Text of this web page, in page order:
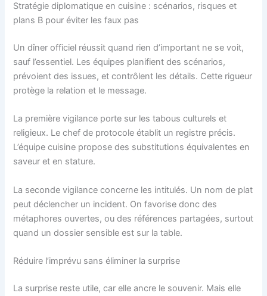
Stratégie diplomatique en cuisine : scénarios, risques et
plans B pour éviter les faux pas
Un dîner officiel réussit quand rien d’important ne se voit,
sauf l’essentiel. Les équipes planifient des scénarios,
prévoient des issues, et contrôlent les détails. Cette rigueur
protège la relation et le message.
La première vigilance porte sur les tabous culturels et
religieux. Le chef de protocole établit un registre précis.
L’équipe cuisine propose des substitutions équivalentes en
saveur et en stature.
La seconde vigilance concerne les intitulés. Un nom de plat
peut déclencher un incident. On favorise donc des
métaphores ouvertes, ou des références partagées, surtout
quand un dossier sensible est sur la table.
Réduire l’imprévu sans éliminer la surprise
La surprise reste utile, car elle ancre le souvenir. Mais elle